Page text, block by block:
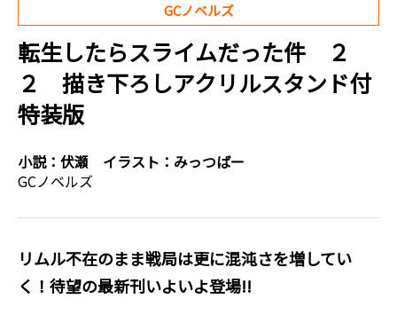
GCノベルズ
転生したらスライムだった件 ２
２ 描き下ろしアクリルスタンド付
特装版
小説： 伏瀬 イラスト： みっつばー
GCノベルズ
リムル不在のまま戦局は更に混沌さを増してい
く！待望の最新刊いよいよ登場!!